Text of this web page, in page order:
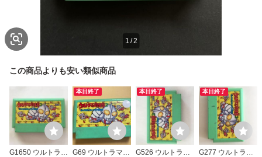
1 /2
この商品よりも安い類似商品
G1650 ウルトラマ
本日終了
G69 ウルトラマン
本日終了
G526 ウルトラマ
本日終了
G277 ウルトラマ